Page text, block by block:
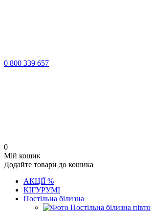
0 800 339 657
0
Мій кошик
Додайте товари до кошика
АКЦІЇ %
КІГУРУМІ
Постільна білизна